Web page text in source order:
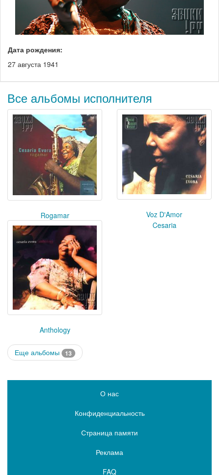
Дата рождения:
27 августа 1941
Все альбомы исполнителя
Rogamar Voz D'Amor
Anthology
Cesaria
Еще альбомы 13
О нас
Конфиденциальность
Страница памяти
Реклама
FAQ